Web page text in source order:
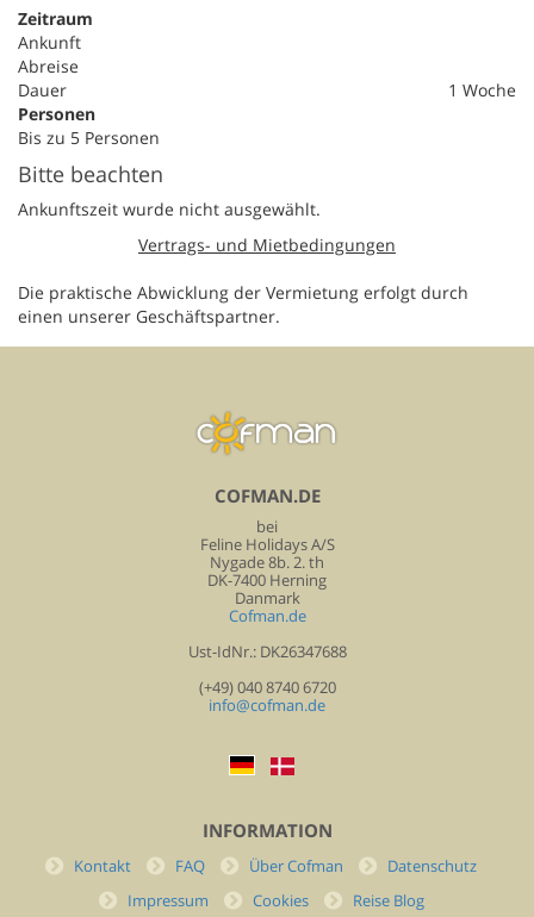
Zeitraum
Ankunft
Abreise
Dauer
1 Woche
Personen
Bis zu 5 Personen
Bitte beachten
Ankunftszeit wurde nicht ausgewählt.
Vertrags- und Mietbedingungen
Die praktische Abwicklung der Vermietung erfolgt durch
einen unserer Geschäftspartner.
COFMAN.DE
bei
Feline Holidays A/S
Nygade 8b. 2. th
DK-7400 Herning
Danmark
Cofman.de
Ust-IdNr.: DK26347688
(+49) 040 8740 6720
info@cofman.de
INFORMATION
Kontakt FAQ Über Cofman
Datenschutz
Impressum
Cookies Reise Blog